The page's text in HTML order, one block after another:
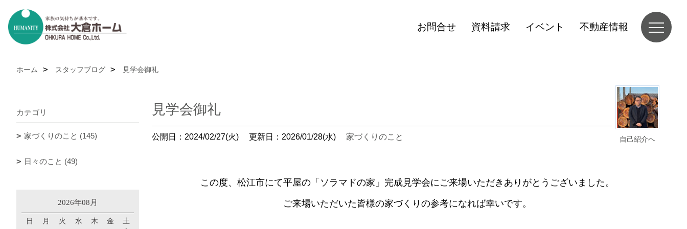
お問合せ 資料請求 イベント 不動産情報
ホーム スタッフブログ 見学会御礼
自己紹介へ
見学会御礼
公開日：2024/02/27(火) 更新日：2026/01/28(水) 家づくりのこと
この度、松江市にて平屋の「ソラマドの家」完成見学会にご来場いただきありがとうございました。
ご来場いただいた皆様の家づくりの参考になれば幸いです。
カテゴリ
家づくりのこと (145)
日々のこと (49)
2026年08月
日 月 火 水 木 金
土